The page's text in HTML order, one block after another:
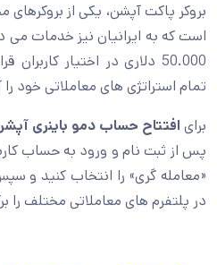
بروکر پاکت آپشن، یکی از
است که به ایرانیان نیز خدمات
50.000 دلاری در اختیار
تمام استراتژی های معاملاتی خود
برای افتتاح حساب دمو باینری
پس از ثبت نام و ورود به حساب
«معامله گری» را انتخاب کنید و
در پلتفرم های معاملاتی مختلف را